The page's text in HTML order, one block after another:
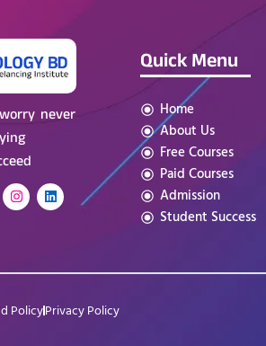
never
Quick Menu
Home
About Us
Free Courses
Paid Courses
Admission
Student Success
PolicyPrivacy Policy